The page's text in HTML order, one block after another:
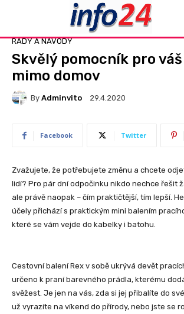
Rady a návody
RADY A NÁVODY
Skvělý pomocník pro
mimo domov
By Adminvito 29.4.2020
Facebook Twitter
Zvažujete, že potřebujete změnu a chcete
lidí? Pro pár dní odpočinku nikdo nechce řešit
ale právě naopak – čím praktičtější, tím lepší.
účely přichází s praktickým mini balením
které se vám vejde do kabelky i batohu.
Cestovní balení Rex v sobě ukrývá devět
určeno k praní barevného prádla, kterému
svěžest. Je jen na vás, zda si jej přibalíte do
už vyrazíte na víkend do přírody, nebo jste se